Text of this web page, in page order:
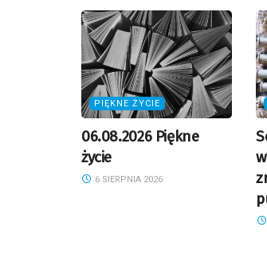
PIĘKNE ŻYCIE
06.08.2026 Piękne
życie
6 SIERPNIA 2026